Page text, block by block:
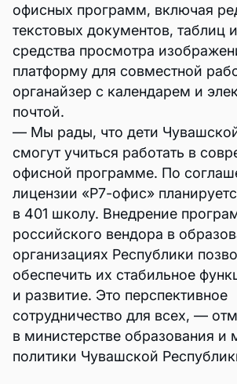
офисных программ, включая
текстовых документов, таблиц
средства просмотра
платформу для совместной
органайзер с календарем и
почтой.
— Мы рады, что дети
смогут учиться работать в
офисной программе. По
лицензии «Р7-офис»
в 401 школу. Внедрение
российского вендора в
организациях Республики
обеспечить их стабильное
и развитие. Это перспективное
сотрудничество для всех, —
в министерстве образования и
политики Чувашской